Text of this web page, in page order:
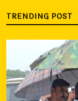
TRENDING POST